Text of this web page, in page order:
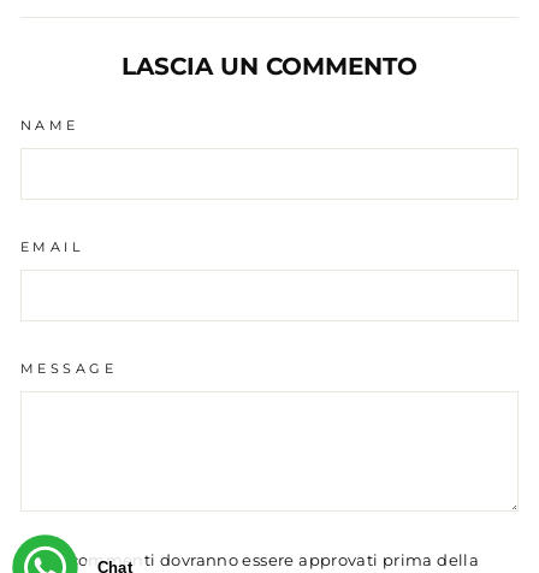
LASCIA UN COMMENTO
NAME
EMAIL
MESSAGE
I commenti dovranno essere approvati prima della
Chat